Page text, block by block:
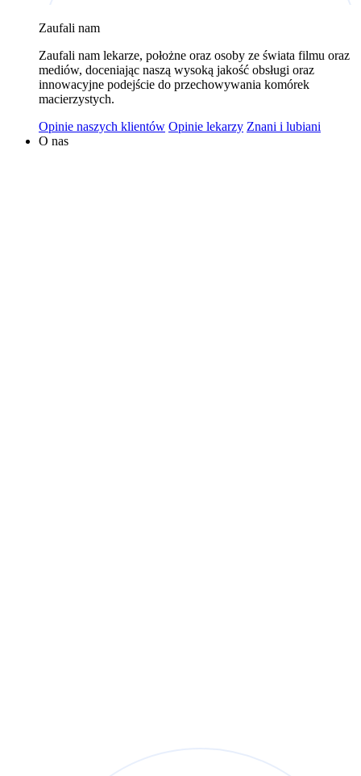
siedzibą w Warszawie. Niezależnymi administratorami
danych mogą być także nasi partnerzy. Informacje na
temat wykorzystywanych plików cookies i przetwarzania
znajduje się wPolityce Prywatności.
Zaufali nam
Zaufali nam lekarze, położne oraz osoby ze świata filmu oraz
mediów, doceniając naszą wysoką jakość obsługi oraz
innowacyjne podejście do przechowywania komórek
macierzystych.
Opinie naszych klientów Opinie lekarzy Znani i lubiani
O nas